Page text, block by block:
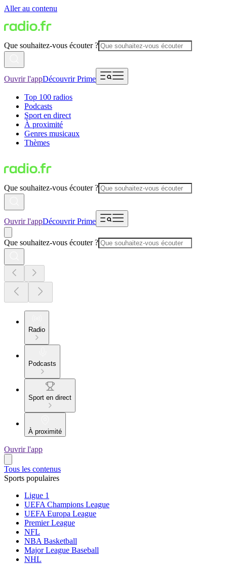
Aller au contenu
Que souhaitez-vous écouter ?
Ouvrir l'appDécouvrir Prime
Top 100 radios
Podcasts
Sport en direct
À proximité
Genres musicaux
Thèmes
Que souhaitez-vous écouter ?
Ouvrir l'appDécouvrir Prime
Que souhaitez-vous écouter ?
Radio
Podcasts
Sport en direct
À proximité
Ouvrir l'app
Tous les contenus
Sports populaires
Ligue 1
UEFA Champions League
UEFA Europa League
Premier League
NFL
NBA Basketball
Major League Baseball
NHL